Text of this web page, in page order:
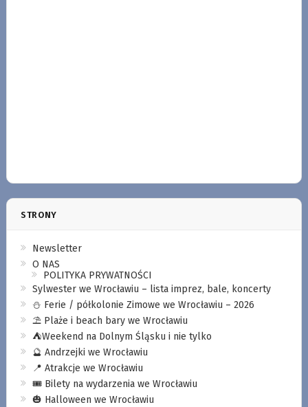
STRONY
Newsletter
O NAS
POLITYKA PRYWATNOŚCI
Sylwester we Wrocławiu – lista imprez, bale, koncerty
⛄️ Ferie / półkolonie Zimowe we Wrocławiu – 2026
⛱️ Plaże i beach bary we Wrocławiu
⛺️Weekend na Dolnym Śląsku i nie tylko
🔮 Andrzejki we Wrocławiu
📍 Atrakcje we Wrocławiu
🎟️ Bilety na wydarzenia we Wrocławiu
🎃 Halloween we Wrocławiu